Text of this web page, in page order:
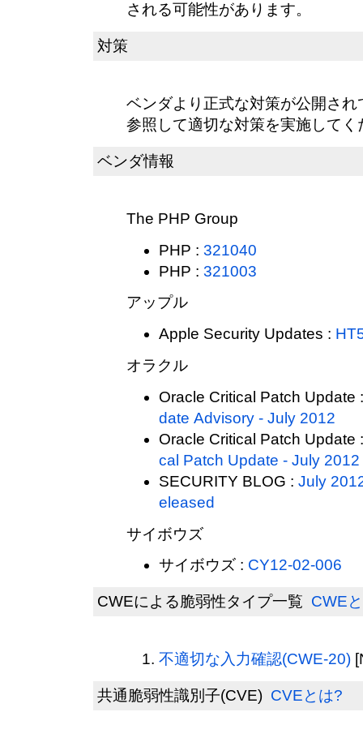
される可能性があります。
対策
ベンダより正式な対策が公開さ
参照して適切な対策を実施してく
ベンダ情報
The PHP Group
PHP : 321040
PHP : 321003
アップル
Apple Security Updates :
オラクル
Oracle Critical Patch Update
date Advisory - July 2012
Oracle Critical Patch Update
cal Patch Update - July
SECURITY BLOG : July
eleased
サイボウズ
サイボウズ : CY12-02-006
CWEによる脆弱性タイプ一覧 CWE
不適切な入力確認(CWE-20)
共通脆弱性識別子(CVE) CVEとは?